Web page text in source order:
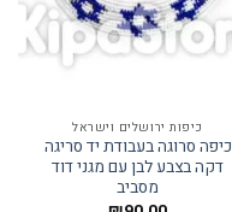
כיפות ירושלים וישראל
כיפה סרוגה בעבודת יד סריגה
דקה בצבע לבן עם מגני דוד
מסביב